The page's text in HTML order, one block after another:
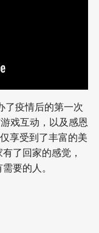
了疫情后的第一次
戏互动，以及感恩
享受到了丰富的美
了回家的感觉，
要的人。